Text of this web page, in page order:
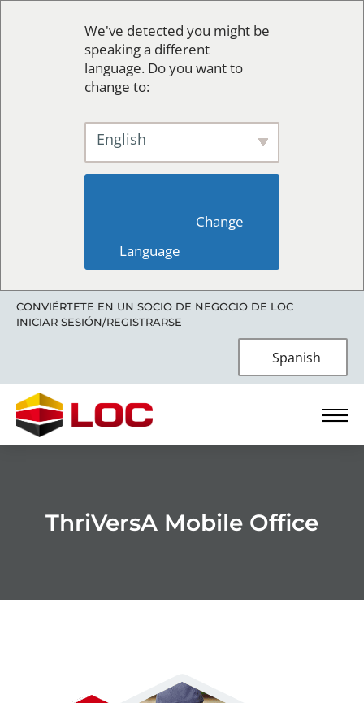
We've detected you might be
speaking a different
language. Do you want to
change to:
English
Language
CONVIÉRTETE EN UN SOCIO DE NEGOCIO DE LOC
INICIAR SESIÓN/REGISTRARSE
Spanish
ThriVersA Mobile Office